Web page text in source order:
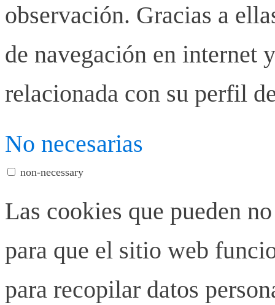
observación. Gracias a
de navegación en internet
relacionada con su perfil
No necesarias
non-necessary
Las cookies que pueden
para que el sitio web
para recopilar datos